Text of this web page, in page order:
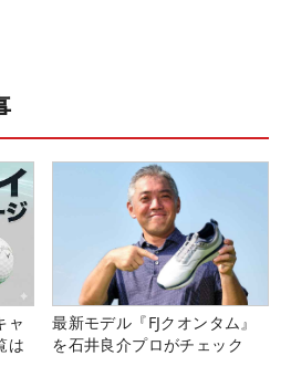
ャ
は
最新モデル『FJクオンタム』
を石井良介プロがチェック